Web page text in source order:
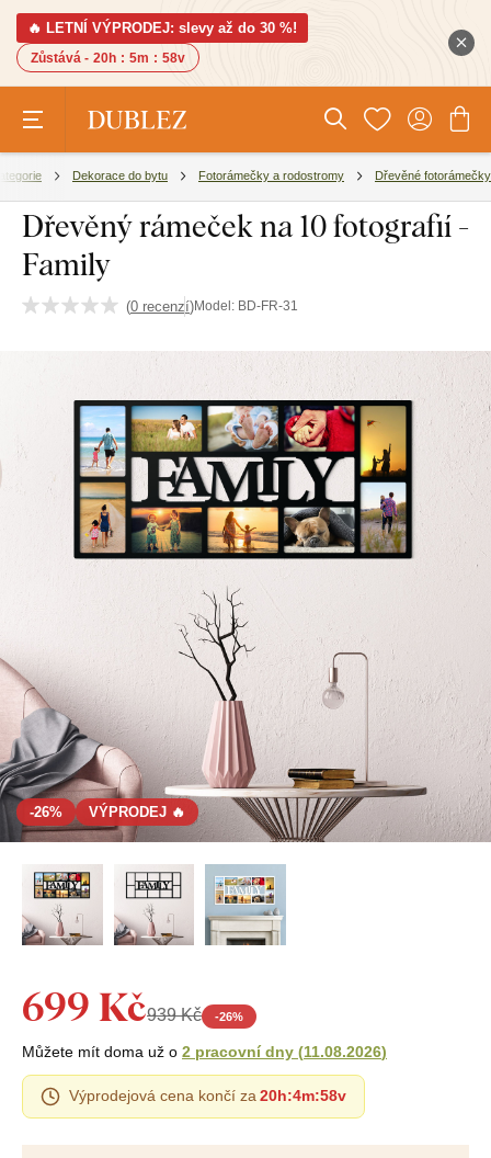
🔥 LETNÍ VÝPRODEJ: slevy až do 30 %!
Zůstává - 20h : 5m : 57v
Dekorace do bytu Fotorámečky a rodostromy Dřevěné fotorámečky
Dřevěný rámeček na 10 fotografií -
Family
(0 recenzí)Model: BD-FR-31
-26% VÝPRODEJ 🔥
699 Kč939 Kč -26%
Můžete mít doma už o 2 pracovní dny (11.08.2026)
Výprodejová cena končí za 20h:4m:57v